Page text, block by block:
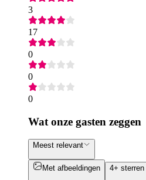
3
17
0
0
0
Wat onze gasten zeggen
Meest relevant
Met afbeeldingen 4+ sterren